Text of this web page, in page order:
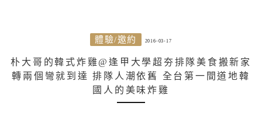
體驗/邀約 2016-03-17
朴大哥的韓式炸雞@逢甲大學超夯排隊美食搬新家
轉兩個彎就到達 排隊人潮依舊 全台第一間道地韓
國人的美味炸雞